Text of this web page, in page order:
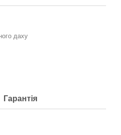
даху
Гарантія